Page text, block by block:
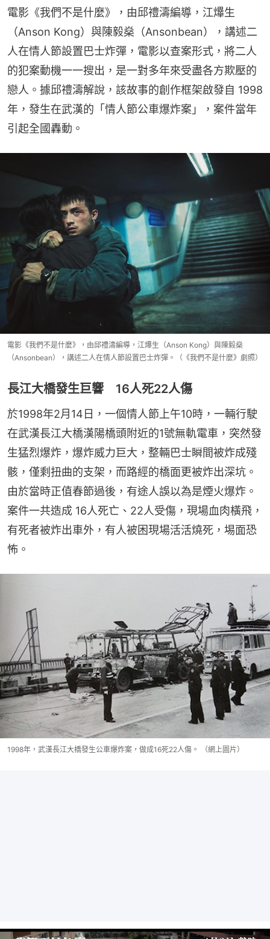
電影《我們不是什麼》，由邱禮濤編導，江𤒹生
（Anson Kong）與陳毅燊（Ansonbean），講述二
人在情人節設置巴士炸彈，電影以查案形式，將二人
的犯案動機一一搜出，是一對多年來受盡各方欺壓的
戀人。據邱禮濤解說，該故事的創作框架啟發自 1998
年，發生在武漢的「情人節公車爆炸案」，案件當年
引起全國轟動。
電影《我們不是什麼》，由邱禮濤編導，江𤒹生（Anson Kong）與陳毅燊
（Ansonbean），講述二人在情人節設置巴士炸彈。（《我們不是什麼》劇照）
長江大橋發生巨響 16人死22人傷
於1998年2月14日，一個情人節上午10時，一輛行駛
在武漢長江大橋漢陽橋頭附近的1號無軌電車，突然發
生猛烈爆炸，爆炸威力巨大，整輛巴士瞬間被炸成殘
骸，僅剩扭曲的支架，而路經的橋面更被炸出深坑。
由於當時正值春節過後，有途人誤以為是煙火爆炸。
案件一共造成 16人死亡、22人受傷，現場血肉橫飛，
有死者被炸出車外，有人被困現場活活燒死，埸面恐
怖。
1998年，武漢長江大橋發生公車爆炸案，做成16死22人傷。 （網上圖片）